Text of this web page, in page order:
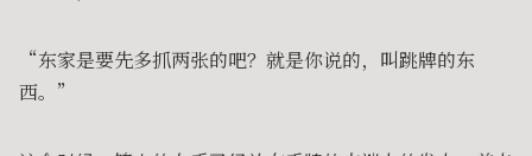
“东家是要先多抓两张的吧？就是你说的，叫跳牌的东
西。”